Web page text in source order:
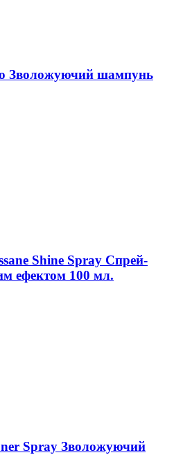
Зволожуючий шампунь
Shine Spray Спрей-
ефектом 100 мл.
Spray Зволожуючий